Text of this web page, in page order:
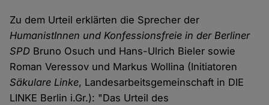
Zu dem Urteil erklärten die Sprecher der
HumanistInnen und Konfessionsfreie in der Berliner
SPD Bruno Osuch und Hans-Ulrich Bieler sowie
Roman Veressov und Markus Wollina (Initiatoren
Säkulare Linke, Landesarbeitsgemeinschaft in DIE
LINKE Berlin i.Gr.): "Das Urteil des